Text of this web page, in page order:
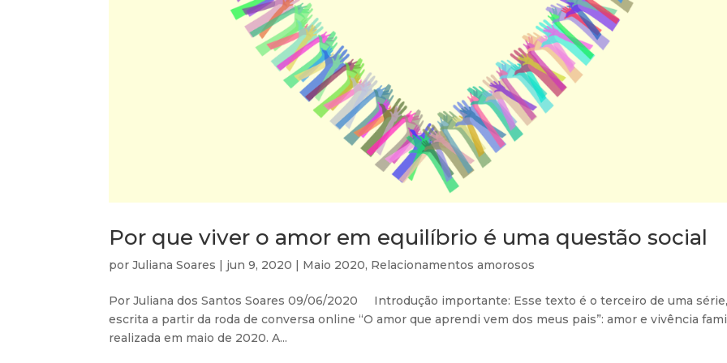
Por que viver o amor em equilíbrio é uma questão social
porJuliana Soares | jun 9, 2020 | Maio 2020, Relacionamentos amorosos
Por Juliana dos Santos Soares 09/06/2020 Introdução importante: Esse texto é o terceiro de uma série,
escrita a partir da roda de conversa online “O amor que aprendi vem dos meus pais”: amor e vivência
realizada em maio de 2020. A...